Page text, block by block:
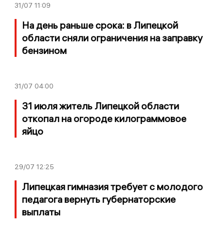
31/07 11:09
На день раньше срока: в Липецкой
области сняли ограничения на заправку
бензином
31/07 04:00
31 июля житель Липецкой области
откопал на огороде килограммовое
яйцо
29/07 12:25
Липецкая гимназия требует с молодого
педагога вернуть губернаторские
выплаты